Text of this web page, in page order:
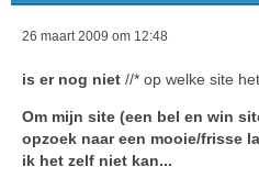
26 maart 2009 om 12:48
is er nog niet //* op welke site
Om mijn site (een bel en win
opzoek naar een mooie/frisse
ik het zelf niet kan...